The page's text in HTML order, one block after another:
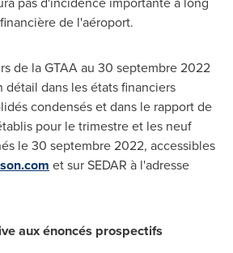
de l'aéroport.
de la GTAA au 30 septembre 2022
détail dans les états financiers
condensés et dans le rapport de
pour le trimestre et les neuf
le 30 septembre 2022, accessibles
et sur SEDAR à l'adresse
aux énoncés prospectifs